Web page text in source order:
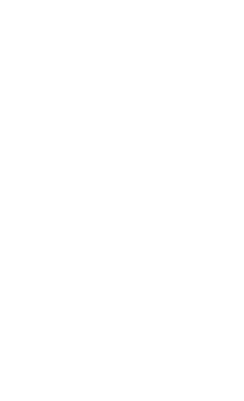
南 16 公里處是 Burra。
公共休閒區和野生動物保